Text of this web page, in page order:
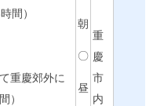
間）
重慶郊外に
）
朝
〇
昼
重
慶
市
内